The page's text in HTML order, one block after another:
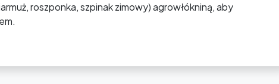
roszponka, szpinak zimowy) agrowłókniną, aby